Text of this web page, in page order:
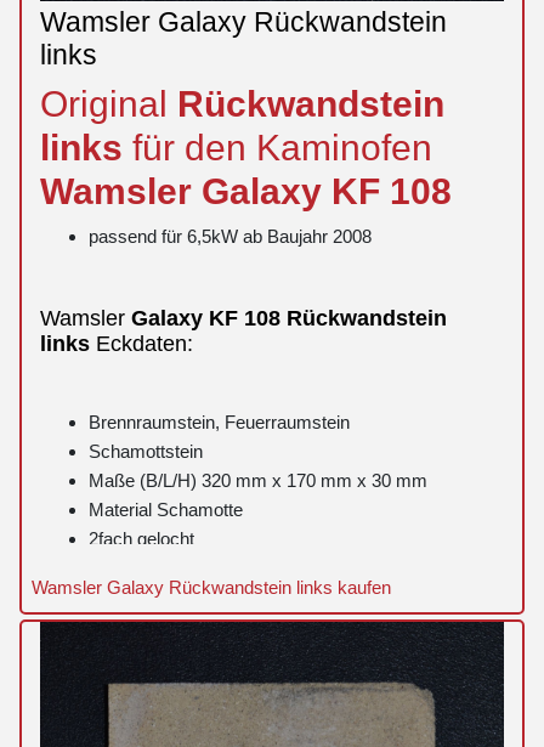
Wamsler Galaxy Rückwandstein
links
Original Rückwandstein
links für den Kaminofen
Wamsler Galaxy KF 108
passend für 6,5kW ab Baujahr 2008
Wamsler Galaxy KF 108 Rückwandstein
links Eckdaten:
Brennraumstein, Feuerraumstein
Schamottstein
Maße (B/L/H) 320 mm x 170 mm x 30 mm
Material Schamotte
2fach gelocht
Wamsler Galaxy Rückwandstein links kaufen